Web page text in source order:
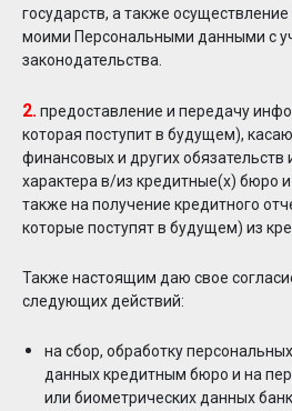
государств, а также
моими Персональными данными с
законодательства.
2.предоставление и передачу
которая поступит в будущем),
финансовых и других обязательств
характера в/из кредитные(х) бюро
также на получение кредитного
которые поступят в будущем) из
Также настоящим даю свое
следующих действий:
на сбор, обработку
данных кредитным бюро и на
или биометрических данных